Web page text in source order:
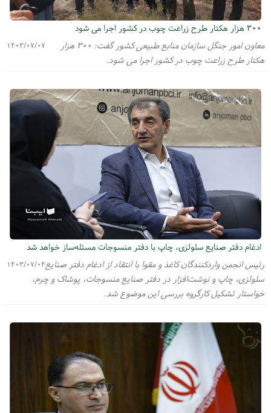
۳۰۰ هزار هکتار طرح زراعت چوب در کشور اجرا می شود
۱۴۰۳/۰۷/۰۷
معاون امور جنگل سازمان منابع طبیعی کشور گفت: ۳۰۰ هزار
هکتار طرح زراعت چوب در کشور اجرا می شود.
ادغام دفتر صنایع سلولزی،‌ چاپ با دفتر منسوجات مسئله‌ساز خواهد شد
۱۴۰۳/۰۷/۰۴رئیس انجمن واردکنندگان کاغذ و مقوا با انتقاد از ادغام دفتر صنایع
سلولزی،‌ چاپ و نوشت‌افزار در دفتر صنایع منسوجات،‌ پوشاک و چرم،
خواستار تشکیل کارگروه بررسی این موضوع شد.